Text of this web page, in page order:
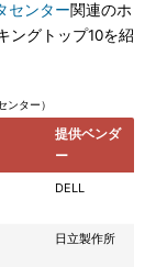
センター関連のホ
ングトップ10を紹
ター）
提供ベンダ
ー
DELL
日立製作所